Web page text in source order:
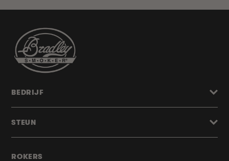
ROKERS
BEDRIJF
STEUN